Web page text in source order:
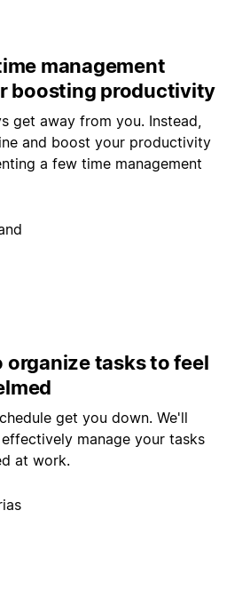
management
boosting productivity
get away from you. Instead,
and boost your productivity
a few time management
organize tasks to feel
get you down. We'll
manage your tasks
at work.